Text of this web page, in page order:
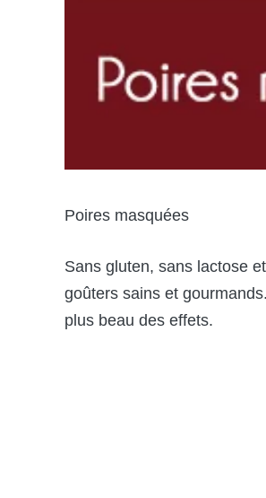
Poires masquées
Sans gluten, sans lactose
goûters sains et
plus beau des effets.